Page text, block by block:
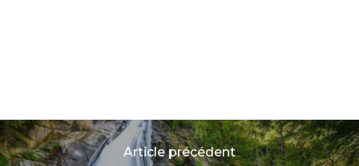
Article précédent